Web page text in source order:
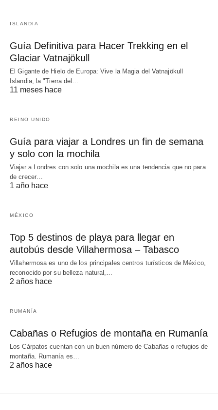
ISLANDIA
Guía Definitiva para Hacer Trekking en el
Glaciar Vatnajökull
El Gigante de Hielo de Europa: Vive la Magia del Vatnajökull
Islandia, la "Tierra del…
11 meses hace
REINO UNIDO
Guía para viajar a Londres un fin de semana
y solo con la mochila
Viajar a Londres con solo una mochila es una tendencia que no para
de crecer…
1 año hace
MÉXICO
Top 5 destinos de playa para llegar en
autobús desde Villahermosa – Tabasco
Villahermosa es uno de los principales centros turísticos de México,
reconocido por su belleza natural,…
2 años hace
RUMANÍA
Cabañas o Refugios de montaña en Rumanía
Los Cárpatos cuentan con un buen número de Cabañas o refugios de
montaña. Rumanía es…
2 años hace